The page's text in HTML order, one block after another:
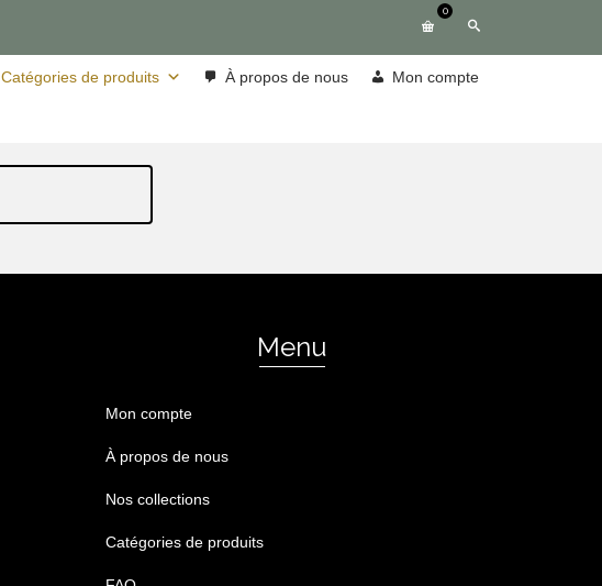
0
Catégories de produits À propos de nous Mon compte
Menu
Mon compte
À propos de nous
Nos collections
Catégories de produits